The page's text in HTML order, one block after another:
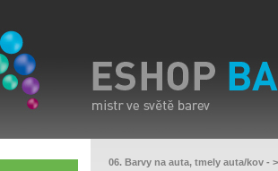
06. Barvy na auta, tmely auta/kov -